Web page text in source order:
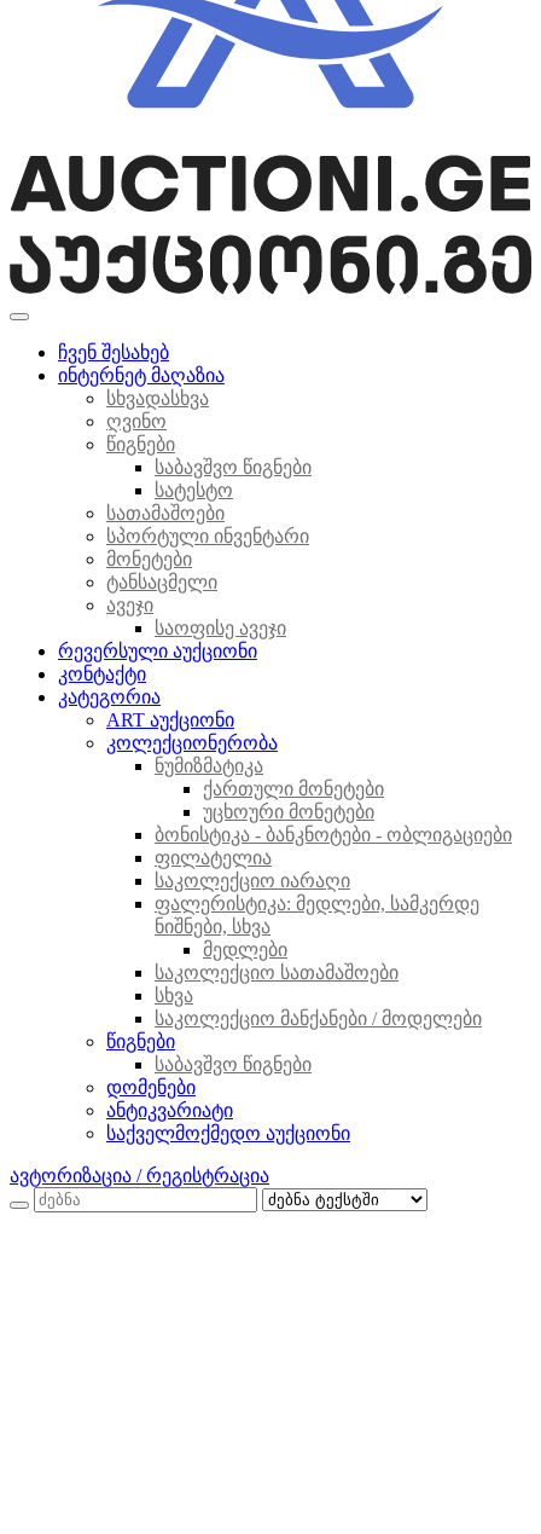
ჩვენ შესახებ
ინტერნეტ მაღაზია
სხვადასხვა
ღვინო
წიგნები
საბავშვო წიგნები
სატესტო
სათამაშოები
სპორტული ინვენტარი
მონეტები
ტანსაცმელი
ავეჯი
საოფისე ავეჯი
რევერსული აუქციონი
კონტაქტი
კატეგორია
ART აუქციონი
კოლექციონერობა
ნუმიზმატიკა
ქართული მონეტები
უცხოური მონეტები
ბონისტიკა - ბანკნოტები - ობლიგაციები
ფილატელია
საკოლექციო იარაღი
ფალერისტიკა: მედლები, სამკერდე
ნიშნები, სხვა
მედლები
საკოლექციო სათამაშოები
სხვა
საკოლექციო მანქანები / მოდელები
წიგნები
საბავშვო წიგნები
დომენები
ანტიკვარიატი
საქველმოქმედო აუქციონი
ავტორიზაცია / რეგისტრაცია